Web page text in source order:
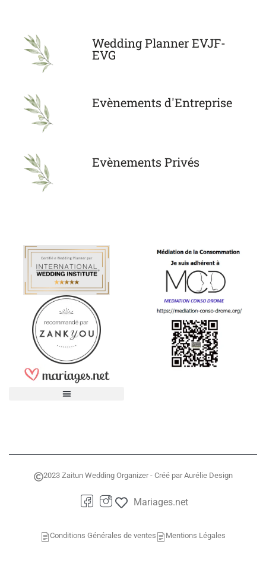
Wedding Planner EVJF-
EVG
Evènements d'Entreprise
Evènements Privés
2023 Zaitun Wedding Organizer - Créé par Aurélie Design
Mariages.net
Conditions Générales de ventes Mentions Légales